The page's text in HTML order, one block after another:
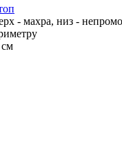
- махра, низ -
см